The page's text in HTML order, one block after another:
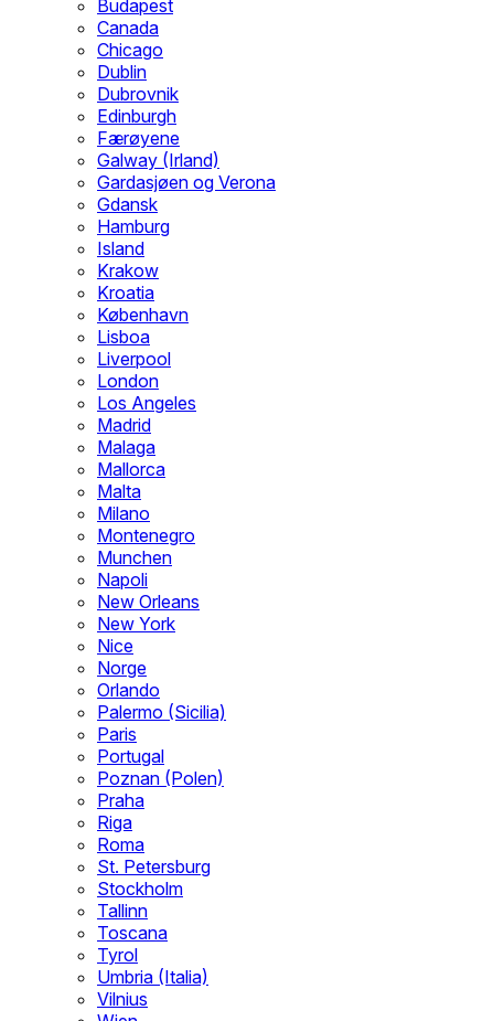
Budapest
Canada
Chicago
Dublin
Dubrovnik
Edinburgh
Færøyene
Galway (Irland)
Gardasjøen og Verona
Gdansk
Hamburg
Island
Krakow
Kroatia
København
Lisboa
Liverpool
London
Los Angeles
Madrid
Malaga
Mallorca
Malta
Milano
Montenegro
Munchen
Napoli
New Orleans
New York
Nice
Norge
Orlando
Palermo (Sicilia)
Paris
Portugal
Poznan (Polen)
Praha
Riga
Roma
St. Petersburg
Stockholm
Tallinn
Toscana
Tyrol
Umbria (Italia)
Vilnius